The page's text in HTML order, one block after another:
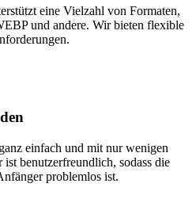
eine Vielzahl von Formaten,
und andere. Wir bieten flexible
einfach und mit nur wenigen
benutzerfreundlich, sodass die
problemlos ist.